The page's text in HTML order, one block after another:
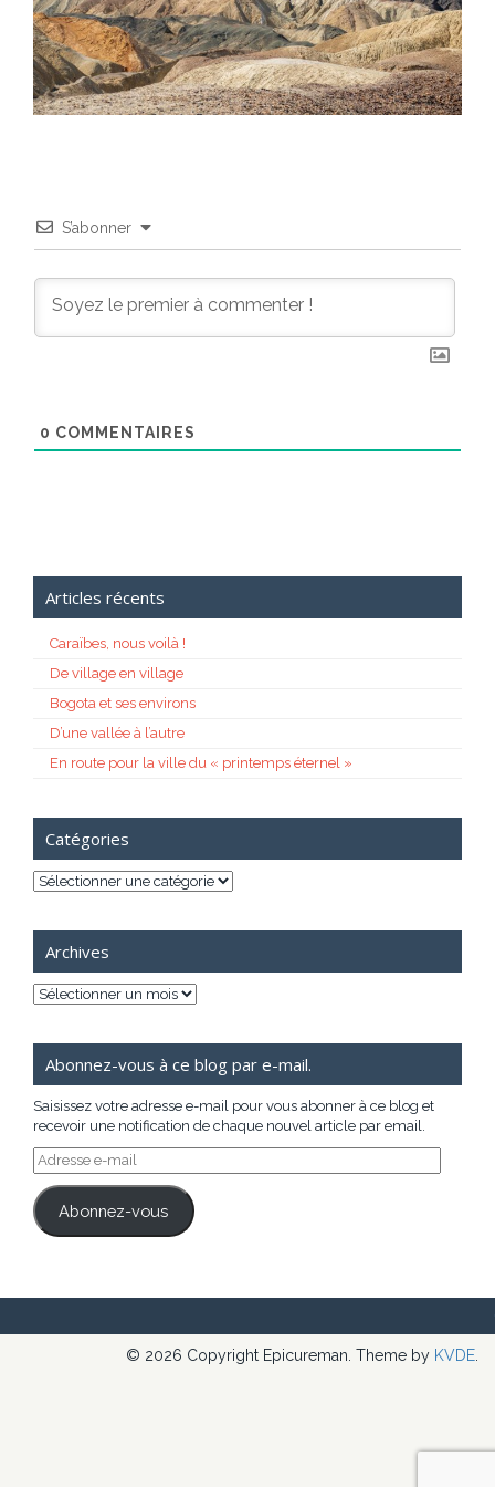
S’abonner
0 COMMENTAIRES
Articles récents
Caraïbes, nous voilà !
De village en village
Bogota et ses environs
D’une vallée à l’autre
En route pour la ville du « printemps éternel »
Catégories
Catégories
Archives
Archives
Abonnez-vous à ce blog par e-mail.
Saisissez votre adresse e-mail pour vous abonner à ce blog et
recevoir une notification de chaque nouvel article par email.
Adresse
e-
mail
Abonnez-vous
© 2026 Copyright Epicureman. Theme by KVDE.